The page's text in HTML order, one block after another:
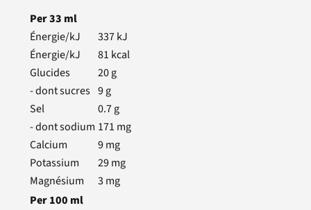
Per33 ml
Énergie/kJ
337kJ
Énergie/kJ
81 kcal
Glucides
20g
- dont sucres 9g
Sel
0.7g
- dont sodium 171 mg
Calcium
9mg
Potassium
29mg
Magnésium
3 mg
Per100 ml